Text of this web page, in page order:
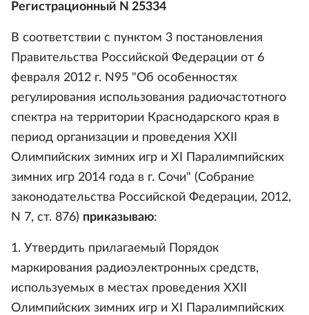
Регистрационный N 25334
В соответствии с пунктом 3 постановления
Правительства Российской Федерации от 6
февраля 2012 г. N95 "Об особенностях
регулирования использования радиочастотного
спектра на территории Краснодарского края в
период организации и проведения XXII
Олимпийских зимних игр и XI Паралимпийских
зимних игр 2014 года в г. Сочи" (Собрание
законодательства Российской Федерации, 2012,
N 7, ст. 876) приказываю:
1. Утвердить прилагаемый Порядок
маркирования радиоэлектронных средств,
используемых в местах проведения XXII
Олимпийских зимних игр и XI Паралимпийских